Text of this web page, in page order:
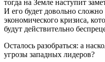
тогда на Земле наступит
И его будет довольно
экономического кризиса,
будут действительно
Осталось разобраться: а
угрозы западных лидеров?